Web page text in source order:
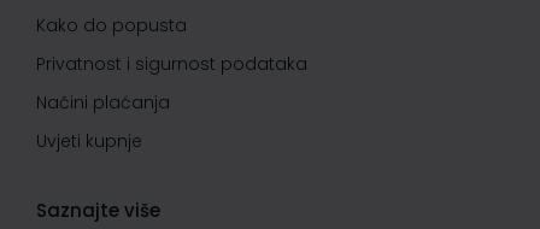
Kako do popusta
Privatnost i sigurnost podataka
Načini plaćanja
Uvjeti kupnje
Saznajte više